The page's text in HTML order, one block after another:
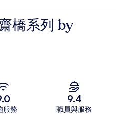
橋系列 by
服務
9.4
職員與服務